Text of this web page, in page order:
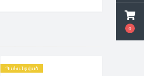
0
Պահանջված